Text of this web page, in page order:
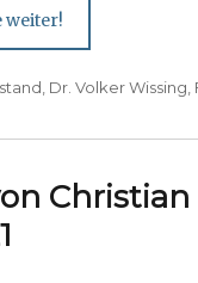
weiter!
Dr. Volker Wissing